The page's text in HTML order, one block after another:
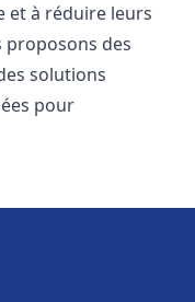
et à réduire leurs
proposons des
solutions
pour